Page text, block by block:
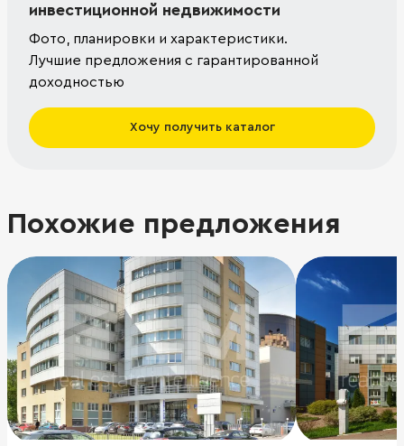
инвестиционной недвижимости
Фото, планировки и характеристики.
Лучшие предложения с гарантированной
доходностью
Хочу получить каталог
Похожие предложения